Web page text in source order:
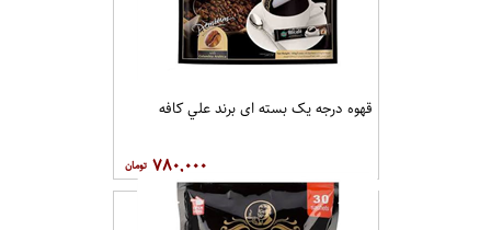
قهوه درجه یک بسته ای برند علي کافه
۷۸۰,۰۰۰